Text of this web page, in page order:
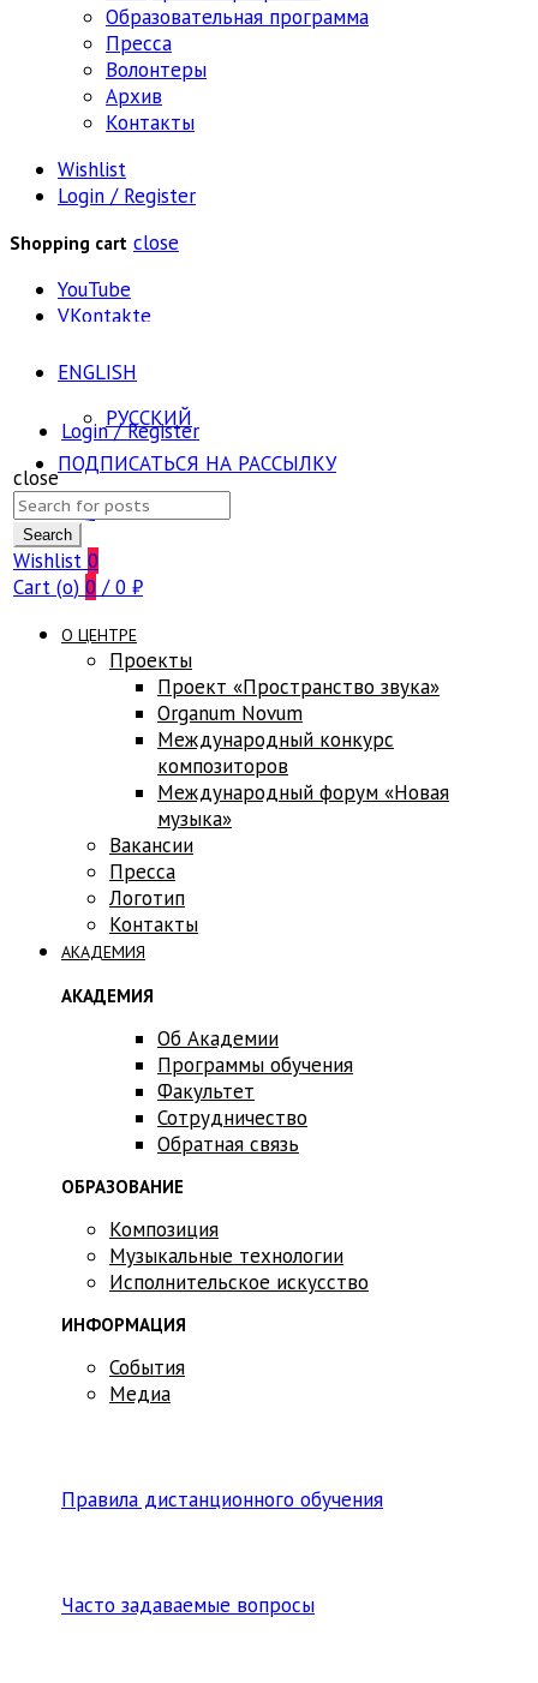
Образовательная программа
Пресса
Волонтеры
Архив
Контакты
Wishlist
Login / Register
Shopping cart close
YouTube
VKontakte
ENGLISH
РУССКИЙ
ПОДПИСАТЬСЯ НА РАССЫЛКУ
FAQ
Login / Register
close
Search
for:
Search
Wishlist 0
Cart (o) 0 / 0 ₽
О ЦЕНТРЕ
Проекты
Проект «Пространство звука»
Оrganum Novum
Международный конкурс
композиторов
Международный форум «Новая
музыка»
Вакансии
Пресса
Логотип
Контакты
АКАДЕМИЯ
АКАДЕМИЯ
Об Академии
Программы обучения
Факультет
Сотрудничество
Обратная связь
ОБРАЗОВАНИЕ
Композиция
Музыкальные технологии
Исполнительское искусство
ИНФОРМАЦИЯ
События
Медиа
Правила дистанционного обучения
Часто задаваемые вопросы